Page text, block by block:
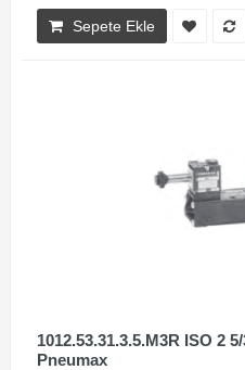
Sepete Ekle
1012.53.31.3.5.M3R ISO 2
Pneumax